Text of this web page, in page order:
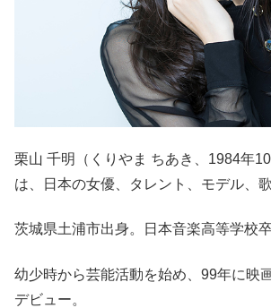
栗山 千明（くりやま ちあき、1984年
は、日本の女優、タレント、モデル、
茨城県土浦市出身。日本音楽高等学校卒
幼少時から芸能活動を始め、99年に映
デビュー。